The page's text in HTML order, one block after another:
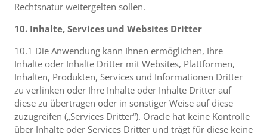
Rechtsnatur weitergelten sollen.
10. Inhalte, Services und Websites Dritter
10.1 Die Anwendung kann Ihnen ermöglichen, Ihre
Inhalte oder Inhalte Dritter mit Websites, Plattformen,
Inhalten, Produkten, Services und Informationen Dritter
zu verlinken oder Ihre Inhalte oder Inhalte Dritter auf
diese zu übertragen oder in sonstiger Weise auf diese
zuzugreifen („Services Dritter“). Oracle hat keine Kontrolle
über Inhalte oder Services Dritter und trägt für diese keine